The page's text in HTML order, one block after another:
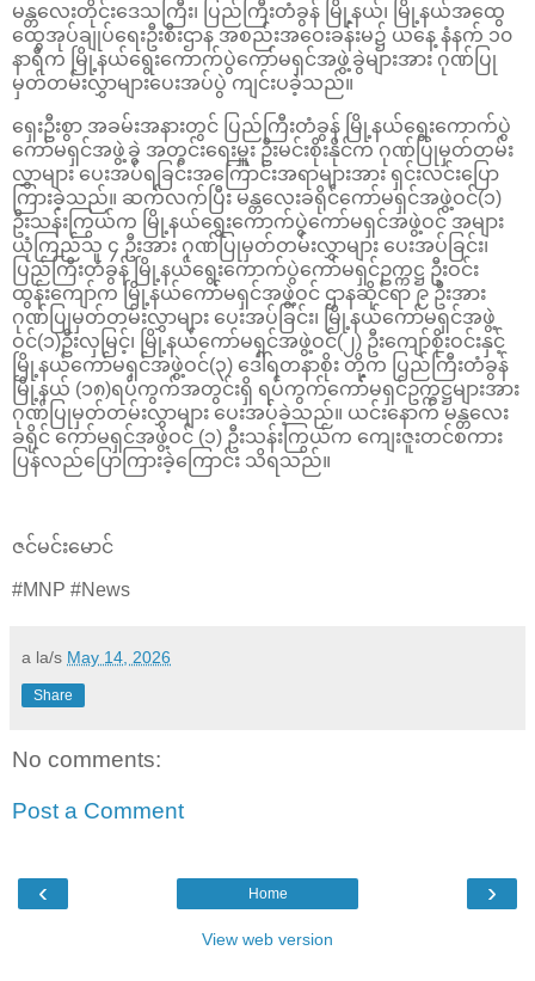
မန္တလေးတိုင်းဒေသကြီး၊ ပြည်ကြီးတံခွန် မြို့နယ်၊ မြို့နယ်အ‌ထွေ
ထွေအုပ်ချုပ်ရေးဦးစီးဌာန အစည်းအဝေးခန်းမ၌ ယနေ့ နံနက် ၁၀
နာရီက မြို့နယ်ရွေးကောက်ပွဲကော်မရှင်အဖွဲ့ခွဲများအား ဂုဏ်ပြု
မှတ်တမ်းလွှာများပေးအပ်ပွဲ ကျင်းပခဲ့သည်။
ရှေးဦးစွာ အခမ်းအနားတွင် ပြည်ကြီးတံခွန် မြို့နယ်ရွေးကောက်ပွဲ
ကော်မရှင်အဖွဲ့ခွဲ အတွင်းရေးမှူး ဦးမင်းစိုးနိုင်က ဂုဏ်ပြုမှတ်တမ်း
လွှာများ ပေးအပ်ရခြင်းအကြောင်းအရာများအား ရှင်းလင်းပြော
ကြားခဲ့သည်။ ဆက်လက်ပြီး မန္တလေးခရိုင်ကော်မရှင်အဖွဲ့ဝင်(၁)
ဦးသန်းကြွယ်က မြို့နယ်ရွေးကောက်ပွဲကော်မရှင်အဖွဲ့ဝင် အများ
ယုံကြည်သူ ၄ ဦးအား ဂုဏ်ပြုမှတ်တမ်းလွှာများ ပေးအပ်ခြင်း၊
ပြည်ကြီးတံခွန် မြို့နယ်ရွေးကောက်ပွဲကော်မရှင်ဥက္ကဋ္ဌ ဦးဝင်း
ထွန်း‌ကျော်က မြို့နယ်ကော်မရှင်အဖွဲ့ဝင် ဌာနဆိုင်ရာ ၉ ဦးအား
ဂုဏ်ပြုမှတ်တမ်းလွှာများ ပေးအပ်ခြင်း၊ မြို့နယ်ကော်မရှင်အဖွဲ့
ဝင်(၁)ဦးလှမြင့်၊ မြို့နယ်ကော်မရှင်အဖွဲ့ဝင်(၂) ဦးကျော်စိုးဝင်းနှင့်
မြို့နယ်ကော်မရှင်အဖွဲ့ဝင်(၃) ဒေါ်ရတနာစိုး တို့က ပြည်ကြီးတံခွန်
မြို့နယ် (၁၈)ရပ်ကွက်အတွင်းရှိ ရပ်ကွက်ကော်မရှင်ဥက္ကဋ္ဌများအား
ဂုဏ်ပြုမှတ်တမ်းလွှာများ ပေးအပ်ခဲ့သည်။ ယင်းနောက် မန္တလေး
ခရိုင် ကော်မရှင်အဖွဲ့ဝင် (၁) ဦးသန်းကြွယ်က ကျေးဇူးတင်စကား
ပြန်လည်ပြောကြားခဲ့ကြောင်း သိရသည်။
ဇင်မင်းမောင်
#MNP #News
a la/s May 14, 2026
Share
No comments:
Post a Comment
‹ ›
Home
View web version